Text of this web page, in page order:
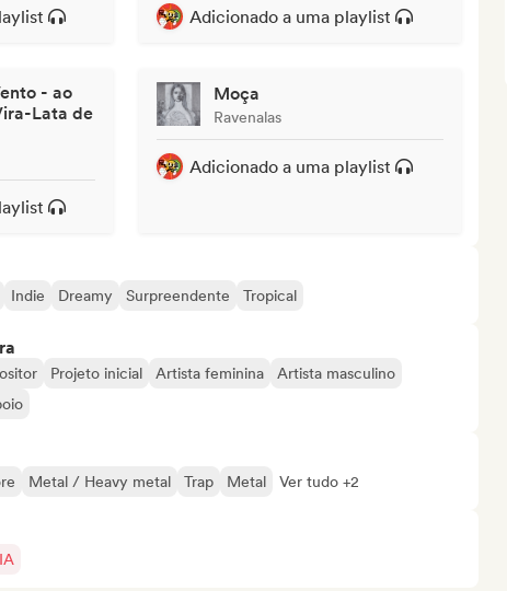
Adicionado a uma playlist
- ao
Lata de
Moça
Ravenalas
Adicionado a uma playlist
Indie Dreamy Surpreendente Tropical
Projeto inicial Artista feminina
Artista masculino
Metal / Heavy metal Trap Metal Ver tudo +2